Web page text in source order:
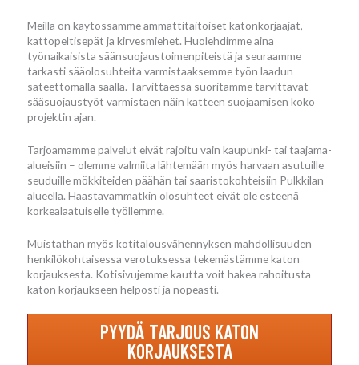
Meillä on käytössämme ammattitaitoiset katonkorjaajat,
kattopeltisepät ja kirvesmiehet. Huolehdimme aina
työnaikaisista säänsuojaustoimenpiteistä ja seuraamme
tarkasti sääolosuhteita varmistaaksemme työn laadun
sateettomalla säällä. Tarvittaessa suoritamme tarvittavat
sääsuojaustyöt varmistaen näin katteen suojaamisen koko
projektin ajan.
Tarjoamamme palvelut eivät rajoitu vain kaupunki- tai taajama-
alueisiin – olemme valmiita lähtemään myös harvaan asutuille
seuduille mökkiteiden päähän tai saaristokohteisiin Pulkkilan
alueella. Haastavammatkin olosuhteet eivät ole esteenä
korkealaatuiselle työllemme.
Muistathan myös kotitalousvähennyksen mahdollisuuden
henkilökohtaisessa verotuksessa tekemästämme katon
korjauksesta. Kotisivujemme kautta voit hakea rahoitusta
katon korjaukseen helposti ja nopeasti.
PYYDÄ TARJOUS KATON
KORJAUKSESTA